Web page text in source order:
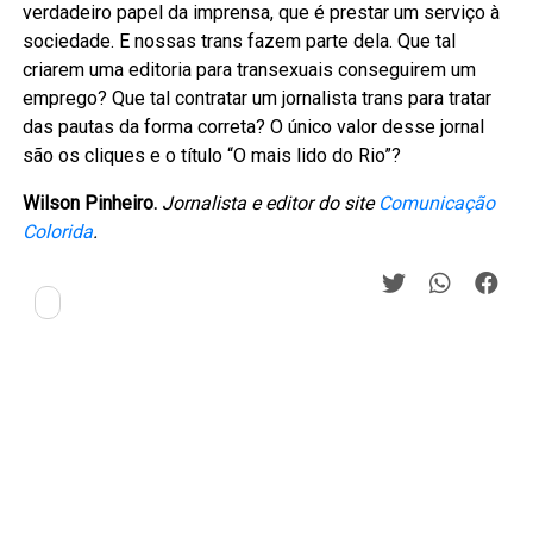
verdadeiro papel da imprensa, que é prestar um serviço à
sociedade. E nossas trans fazem parte dela. Que tal
criarem uma editoria para transexuais conseguirem um
emprego? Que tal contratar um jornalista trans para tratar
das pautas da forma correta? O único valor desse jornal
são os cliques e o título “O mais lido do Rio”?
Wilson Pinheiro. Jornalista e editor do site Comunicação
Colorida.